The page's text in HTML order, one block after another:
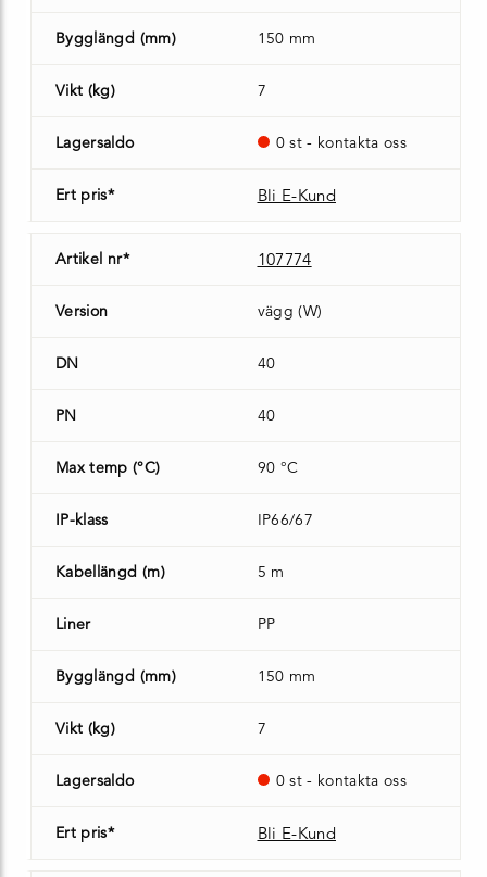
Bygglängd (mm) 150 mm
Vikt (kg) 7
Lagersaldo 0 st - kontakta oss
Ert pris* Bli E-Kund
Artikel nr* 107774
Version vägg (W)
DN 40
PN 40
Max temp (°C) 90 °C
IP-klass IP66/67
Kabellängd (m) 5 m
Liner PP
Bygglängd (mm) 150 mm
Vikt (kg) 7
Lagersaldo 0 st - kontakta oss
Ert pris* Bli E-Kund